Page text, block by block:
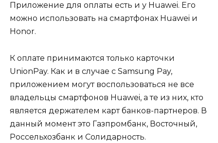
Приложение для оплаты есть и у Huawei. Его
можно использовать на смартфонах Huawei и
Honor.
К оплате принимаются только карточки
UnionPay. Как и в случае с Samsung Pay,
приложением могут воспользоваться не все
владельцы смартфонов Huawei, а те из них, кто
является держателем карт банков-партнеров. В
данный момент это Газпромбанк, Восточный,
Россельхозбанк и Солидарность.